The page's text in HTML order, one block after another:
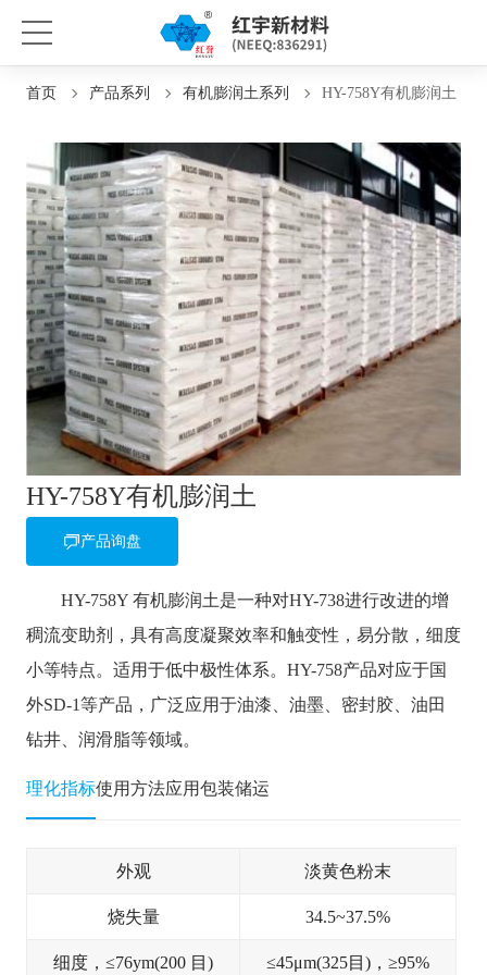
首页 产品系列 有机膨润土系列 HY-758Y有机膨润土
HY-758Y有机膨润土
产品询盘
HY-758Y 有机膨润土是一种对HY-738进行改进的增
稠流变助剂，具有高度凝聚效率和触变性，易分散，细度
小等特点。适用于低中极性体系。HY-758产品对应于国
外SD-1等产品，广泛应用于油漆、油墨、密封胶、油田
钻井、润滑脂等领域。
理化指标使用方法应用包装储运
外观 淡黄色粉末
烧失量 34.5~37.5%
细度，≤76ym(200 目) ≤45μm(325目)，≥95%